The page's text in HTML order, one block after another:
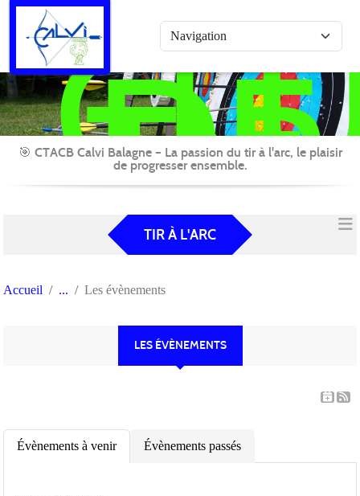
DE
TIR
A
🎯 CTACB Calvi Balagne – La passion du tir à l'arc, le plaisir
de progresser ensemble.
TIR À L'ARC
Accueil Les évènements
LES ÉVÈNEMENTS
Évènements à venir Évènements passés
Panneau de gestion des cookies